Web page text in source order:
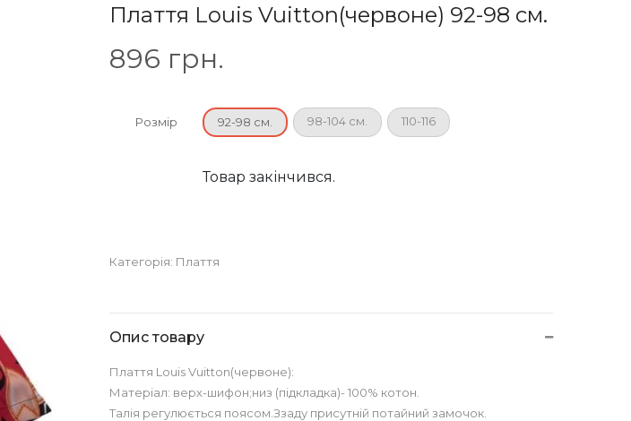
Плаття Louis Vuitton(червоне) 92-98 см.
896 грн.
Розмір 92-98 см. 98-104 см. 110-116
Товар закінчився.
Категорія: Плаття
Опис товару
Плаття Louis Vuitton(червоне):
Матеріал: верх-шифон;низ (підкладка)- 100% котон.
Талія регулюється поясом.Ззаду присутній потайний замочок.